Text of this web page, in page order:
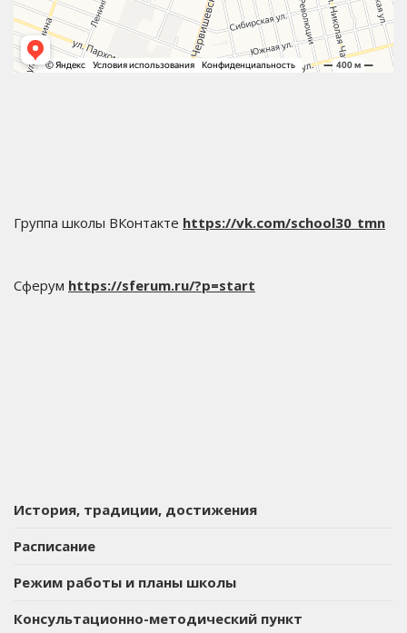
Группа школы ВКонтакте https://vk.com/school30_tmn
Сферум https://sferum.ru/?p=start
История, традиции, достижения
Расписание
Режим работы и планы школы
Консультационно-методический пункт